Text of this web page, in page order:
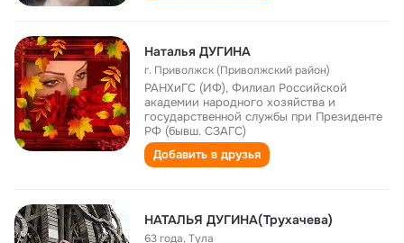
Наталья ДУГИНА
г. Приволжск (Приволжский район)
РАНХиГС (ИФ), Филиал Российской
академии народного хозяйства и
государственной службы при Президенте
РФ (бывш. СЗАГС)
Добавить в друзья
НАТАЛЬЯ ДУГИНА(Трухачева)
63 года,Тула